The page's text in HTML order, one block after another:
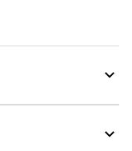
に配慮した生産背景を